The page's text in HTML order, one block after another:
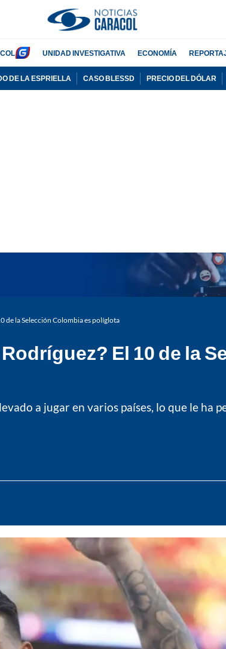
UNIDAD INVESTIGATIVA ECONOMÍA
DE LA ESPRIELLA CASO BLESSD PRECIO DEL DÓLAR
de la Selección Colombia es políglota
El 10 de la
a jugar en varios países, lo que le